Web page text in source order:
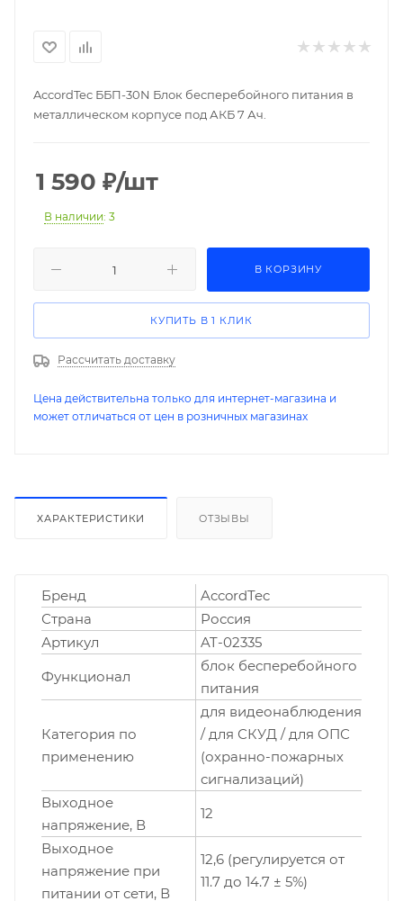
AccordTec ББП-30N Блок бесперебойного питания в
металлическом корпусе под АКБ 7 Ач.
1 590 ₽/шт
В наличии: 3
В КОРЗИНУ
КУПИТЬ В 1 КЛИК
Рассчитать доставку
Цена действительна только для интернет-магазина и
может отличаться от цен в розничных магазинах
ХАРАКТЕРИСТИКИ ОТЗЫВЫ
Бренд
AccordTec
Страна
Россия
Артикул
AT-02335
Функционал
блок бесперебойного
питания
Категория по
применению
для видеонаблюдения
/ для СКУД / для ОПС
(охранно-пожарных
сигнализаций)
Выходное
напряжение, В
12
Выходное
напряжение при
питании от сети, В
12,6 (регулируется от
11.7 до 14.7 ± 5%)